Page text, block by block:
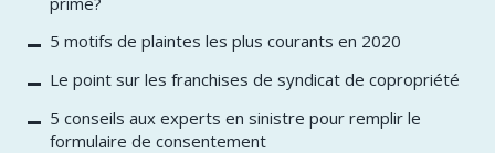
5 motifs de plaintes les plus courants en 2020
Le point sur les franchises de syndicat de copropriété
5 conseils aux experts en sinistre pour remplir le
formulaire de consentement